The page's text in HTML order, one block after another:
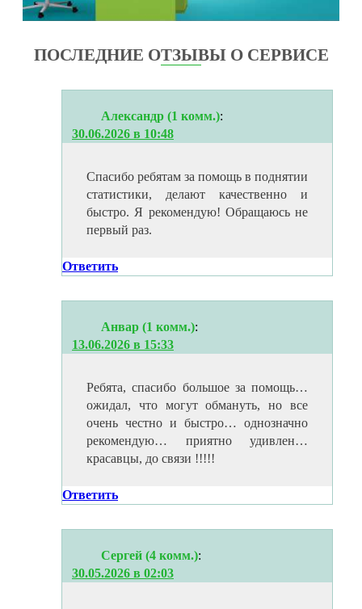
ПОСЛЕДНИЕ ОТЗЫВЫ О СЕРВИСЕ
Александр (1 комм.):
30.06.2026 в 10:48
Спасибо ребятам за помощь в поднятии
статистики, делают качественно и
быстро. Я рекомендую! Обращаюсь не
первый раз.
Ответить
Анвар (1 комм.):
13.06.2026 в 15:33
Ребята, спасибо большое за помощь…
ожидал, что могут обмануть, но все
очень честно и быстро… однозначно
рекомендую… приятно удивлен…
красавцы, до связи !!!!!
Ответить
Сергей (4 комм.):
30.05.2026 в 02:03